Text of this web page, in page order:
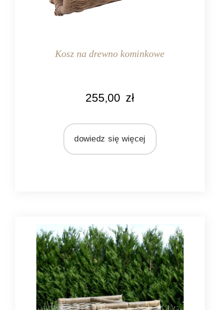
Kosz na drewno kominkowe
255,00 zł
dowiedz się więcej